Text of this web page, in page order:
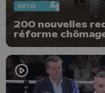
INFOS
200 nouvelles
réforme